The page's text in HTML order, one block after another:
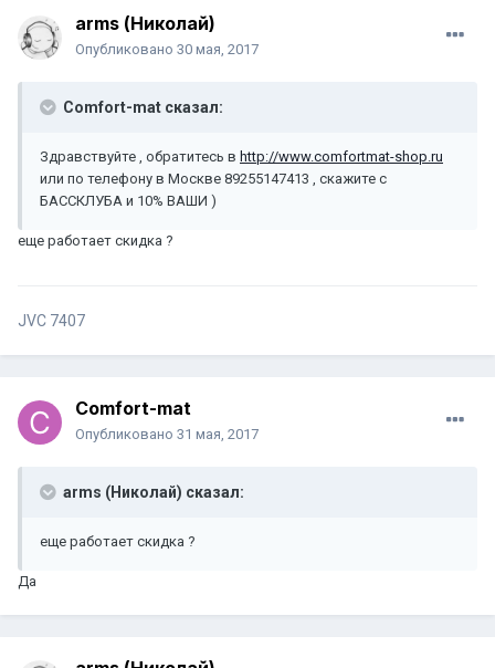
arms (Николай)
Опубликовано 30 мая, 2017
Comfort-mat сказал:
Здравствуйте , обратитесь в http://www.comfortmat-shop.ru
или по телефону в Москве 89255147413 , скажите с
БАССКЛУБА и 10% ВАШИ )
еще работает скидка ?
JVC 7407
Comfort-mat
Опубликовано 31 мая, 2017
arms (Николай) сказал:
еще работает скидка ?
Да